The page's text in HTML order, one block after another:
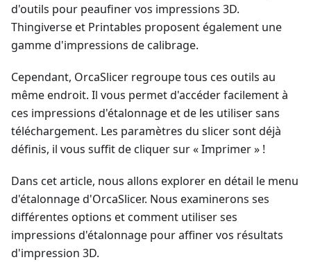
d'outils pour peaufiner vos impressions 3D.
Thingiverse et Printables proposent également une
gamme d'impressions de calibrage.
Cependant, OrcaSlicer regroupe tous ces outils au
même endroit. Il vous permet d'accéder facilement à
ces impressions d'étalonnage et de les utiliser sans
téléchargement. Les paramètres du slicer sont déjà
définis, il vous suffit de cliquer sur « Imprimer » !
Dans cet article, nous allons explorer en détail le menu
d'étalonnage d'OrcaSlicer. Nous examinerons ses
différentes options et comment utiliser ses
impressions d'étalonnage pour affiner vos résultats
d'impression 3D.